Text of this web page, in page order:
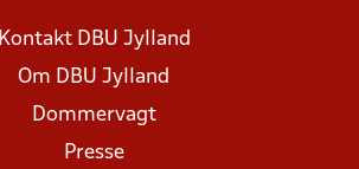
Kontakt DBU Jylland
Om DBU Jylland
Dommervagt
Presse